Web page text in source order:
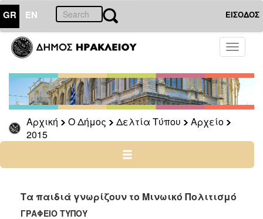
GR EN ΕΙΣΟΔΟΣ
Toggle
Αρχική Ο Δήμος Δελτία Τύπου
Αρχείο
2015
ΔΗΜΟΣ
Δελτία
Τύπου
Αρχείο
2026
2025
2022
2021
Τα παιδιά γνωρίζουν το Μινωικό Πολιτισμό
ΓΡΑΦΕΙΟ ΤΥΠΟΥ